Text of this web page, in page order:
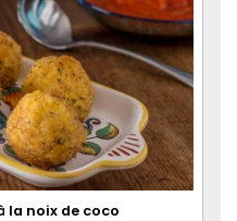
la noix de coco